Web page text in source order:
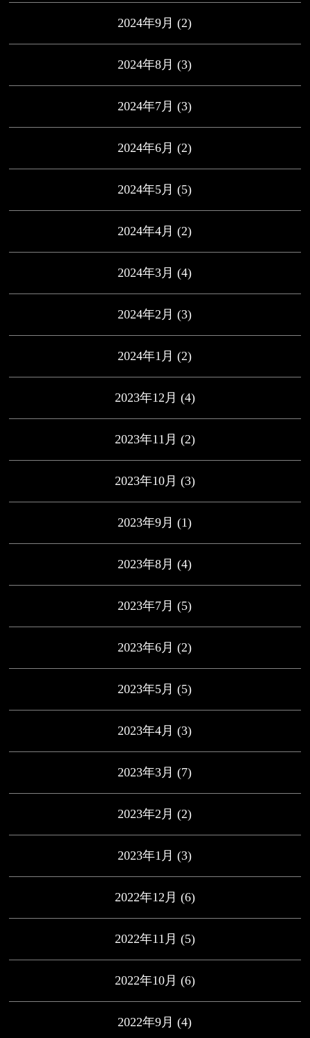
2024年9月 (2)
2024年8月 (3)
2024年7月 (3)
2024年6月 (2)
2024年5月 (5)
2024年4月 (2)
2024年3月 (4)
2024年2月 (3)
2024年1月 (2)
2023年12月 (4)
2023年11月 (2)
2023年10月 (3)
2023年9月 (1)
2023年8月 (4)
2023年7月 (5)
2023年6月 (2)
2023年5月 (5)
2023年4月 (3)
2023年3月 (7)
2023年2月 (2)
2023年1月 (3)
2022年12月 (6)
2022年11月 (5)
2022年10月 (6)
2022年9月 (4)